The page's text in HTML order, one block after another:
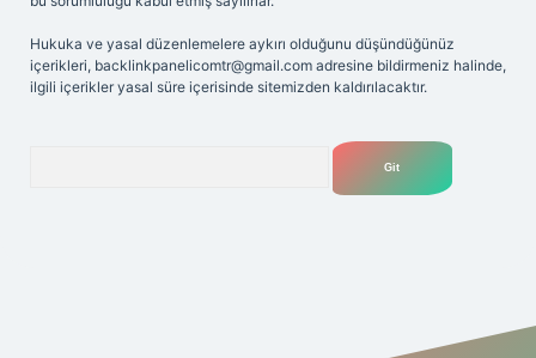
Hukuka ve yasal düzenlemelere aykırı olduğunu düşündüğünüz
içerikleri, backlinkpanelicomtr@gmail.com adresine bildirmeniz halinde,
ilgili içerikler yasal süre içerisinde sitemizden kaldırılacaktır.
betexper.xyzm